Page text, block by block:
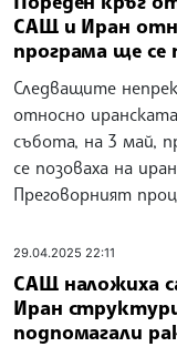
САЩ и Иран
програма ще се
Следващите
относно
събота, на 3 май,
се позоваха на
Преговорният
29.04.2025 22:11
САЩ наложиха
Иран
подпомагали